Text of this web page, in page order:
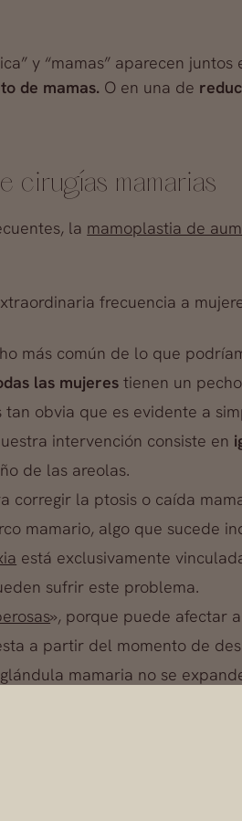
y “mamas” aparecen
de mamas. O en una de
cirugías mamarias
la mamoplastia de
frecuencia a
más común de lo que
las mujeres tienen un
obvia que es evidente a
intervención consiste en
de las areolas.
corregir la ptosis o caída
mamario, algo que sucede
está exclusivamente
sufrir este problema.
», porque puede afectar
a partir del momento de
mamaria no se